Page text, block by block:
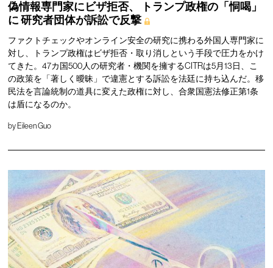
偽情報専門家にビザ拒否、
トランプ政権の「恫喝」
に研究者団体が訴訟で反撃
ファクトチェックやオンライン安全の研究に携わる外国人専門家に
対し、トランプ政権はビザ拒否・取り消しという手段で圧力をかけ
てきた。47カ国500人の研究者・機関を擁するCITRは5月13日、こ
の政策を「著しく曖昧」で違憲とする訴訟を法廷に持ち込んだ。移
民法を言論統制の道具に変えた政権に対し、合衆国憲法修正第1条
は盾になるのか。
byEileen Guo